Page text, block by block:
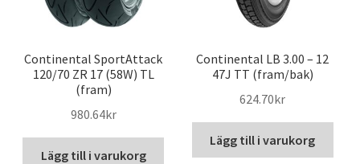
Continental SportAttack
120/70 ZR 17 (58W) TL
(fram)
980.64kr
Lägg till i varukorg
Continental LB 3.00 – 12
47J TT (fram/bak)
624.70kr
Lägg till i varukorg